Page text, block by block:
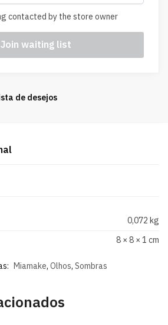
contacted by the store owner
de desejos
0,072 kg
8 × 8 × 1 cm
Miamake, Olhos, Sombras